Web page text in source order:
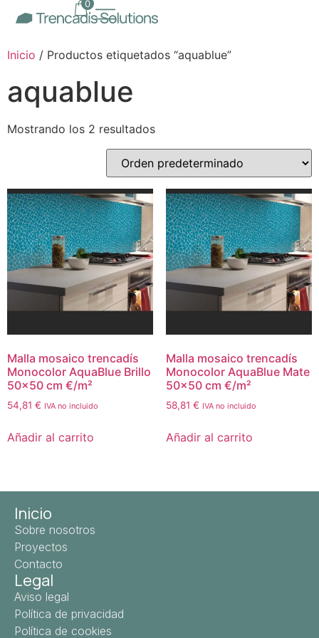
0
Inicio / Productos etiquetados “aquablue”
aquablue
Mostrando los 2 resultados
Malla mosaico trencadís
Monocolor AquaBlue Brillo
50×50 cm €/m²
54,81 € IVA no incluido
Añadir al carrito
Malla mosaico trencadís
Monocolor AquaBlue Mate
50×50 cm €/m²
58,81 € IVA no incluido
Añadir al carrito
Inicio
Sobre nosotros
Proyectos
Contacto
Legal
Aviso legal
Política de privacidad
Política de cookies